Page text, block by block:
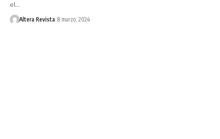
el…
Altera Revista 8 marzo, 2024